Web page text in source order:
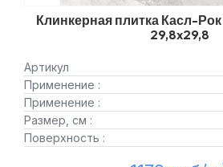
Клинкерная плитка Касл-
29,8x29,8
Артикул
Применение :
Применение :
Размер, см :
Поверхность :